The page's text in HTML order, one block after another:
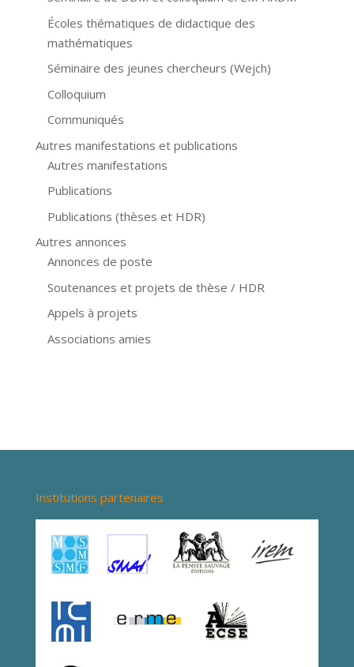
Écoles thématiques de didactique des
mathématiques
Séminaire des jeunes chercheurs (Wejch)
Colloquium
Communiqués
Autres manifestations et publications
Autres manifestations
Publications
Publications (thèses et HDR)
Autres annonces
Annonces de poste
Soutenances et projets de thèse / HDR
Appels à projets
Associations amies
Institutions partenaires